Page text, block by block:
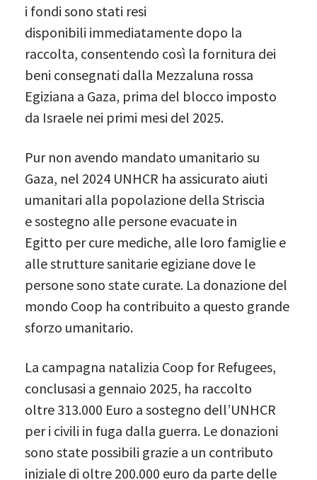
i fondi sono stati resi
disponibili immediatamente dopo la
raccolta, consentendo così la fornitura dei
beni consegnati dalla Mezzaluna rossa
Egiziana a Gaza, prima del blocco imposto
da Israele nei primi mesi del 2025.
Pur non avendo mandato umanitario su
Gaza, nel 2024 UNHCR ha assicurato aiuti
umanitari alla popolazione della Striscia
e sostegno alle persone evacuate in
Egitto per cure mediche, alle loro famiglie e
alle strutture sanitarie egiziane dove le
persone sono state curate. La donazione del
mondo Coop ha contribuito a questo grande
sforzo umanitario.
La campagna natalizia Coop for Refugees,
conclusasi a gennaio 2025, ha raccolto
oltre 313.000 Euro a sostegno dell’UNHCR
per i civili in fuga dalla guerra. Le donazioni
sono state possibili grazie a un contributo
iniziale di oltre 200.000 euro da parte delle